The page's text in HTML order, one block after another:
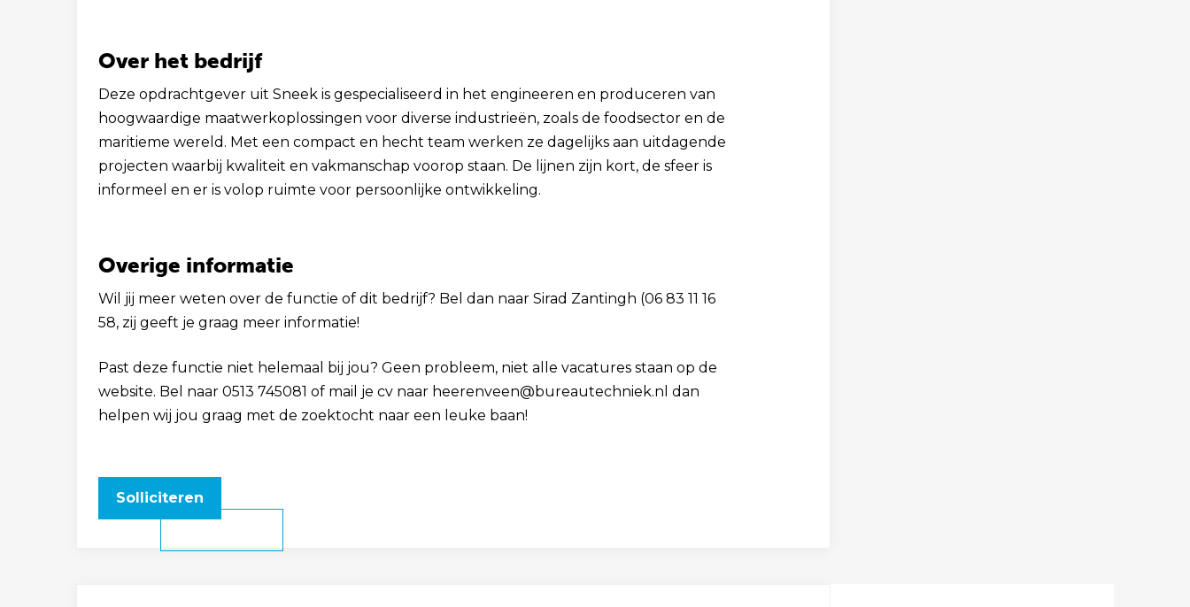
Over het bedrijf
Deze opdrachtgever uit Sneek is gespecialiseerd in het engineeren en produceren van
hoogwaardige maatwerkoplossingen voor diverse industrieën, zoals de foodsector en de
maritieme wereld. Met een compact en hecht team werken ze dagelijks aan uitdagende
projecten waarbij kwaliteit en vakmanschap voorop staan. De lijnen zijn kort, de sfeer is
informeel en er is volop ruimte voor persoonlijke ontwikkeling.
Overige informatie
Wil jij meer weten over de functie of dit bedrijf? Bel dan naar Sirad Zantingh (06 83 11 16
58, zij geeft je graag meer informatie!
Past deze functie niet helemaal bij jou? Geen probleem, niet alle vacatures staan op de
website. Bel naar 0513 745081 of mail je cv naar heerenveen@bureautechniek.nl dan
helpen wij jou graag met de zoektocht naar een leuke baan!
Solliciteren